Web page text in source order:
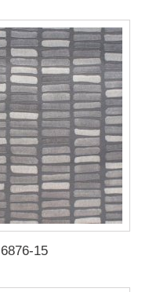
6876-15